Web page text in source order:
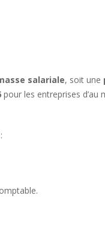
salariale, soit une
pour les entreprises d’au